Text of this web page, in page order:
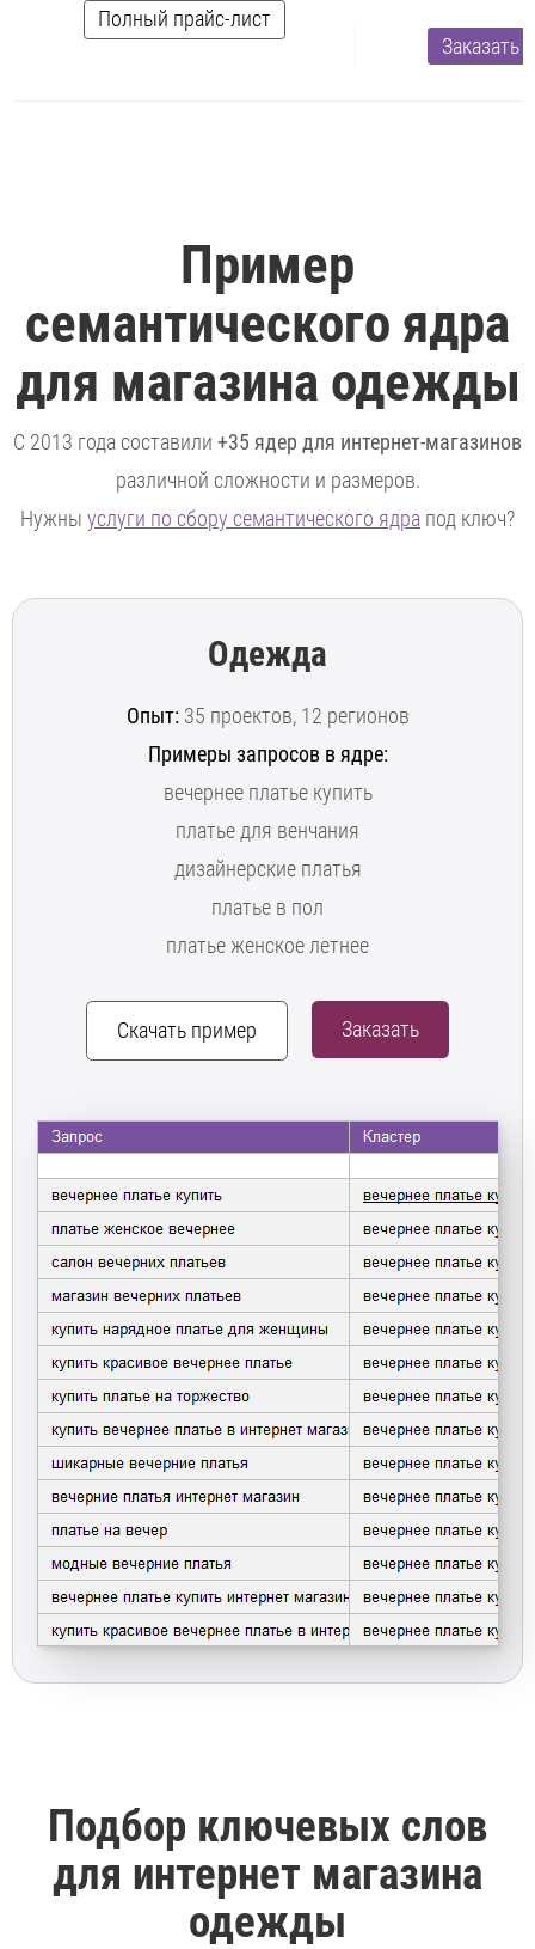
Полный прайс-лист
Заказать
Пример
семантического ядра
для магазина одежды
С 2013 года составили +35 ядер для интернет-магазинов
различной сложности и размеров.
Нужны услуги по сбору семантического ядра под ключ?
Одежда
Опыт: 35 проектов, 12 регионов
Примеры запросов в ядре:
вечернее платье купить
платье для венчания
дизайнерские платья
платье в пол
платье женское летнее
Скачать пример Заказать
Подбор ключевых слов
для интернет магазина
одежды